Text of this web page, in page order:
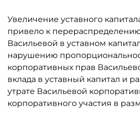
Увеличение уставного
привело к
Васильевой в уставном
нарушению
корпоративных прав
вклада в уставный капитал и
утрате Васильевой
корпоративного участия в